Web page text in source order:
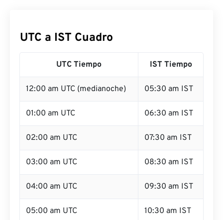
UTC a IST Cuadro
UTC Tiempo IST Tiempo
12:00 am UTC (medianoche) 05:30 am IST
01:00 am UTC 06:30 am IST
02:00 am UTC 07:30 am IST
03:00 am UTC 08:30 am IST
04:00 am UTC 09:30 am IST
05:00 am UTC 10:30 am IST